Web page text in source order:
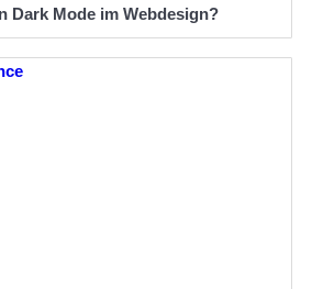
Dark Mode im Webdesign?